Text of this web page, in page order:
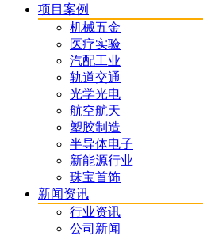
项目案例
机械五金
医疗实验
汽配工业
轨道交通
光学光电
航空航天
塑胶制造
半导体电子
新能源行业
珠宝首饰
新闻资讯
行业资讯
公司新闻